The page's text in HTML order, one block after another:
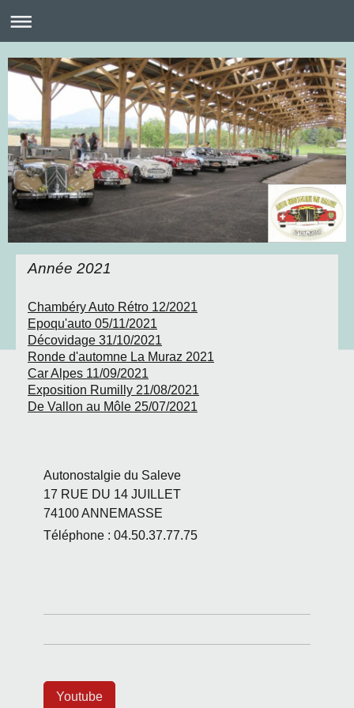
Année 2021
Chambéry Auto Rétro 12/2021
Epoqu'auto 05/11/2021
Décovidage 31/10/2021
Ronde d'automne La Muraz 2021
Car Alpes 11/09/2021
Exposition Rumilly 21/08/2021
De Vallon au Môle 25/07/2021
Autonostalgie du Saleve
17 RUE DU 14 JUILLET
74100ANNEMASSE
Téléphone : 04.50.37.77.75
Youtube